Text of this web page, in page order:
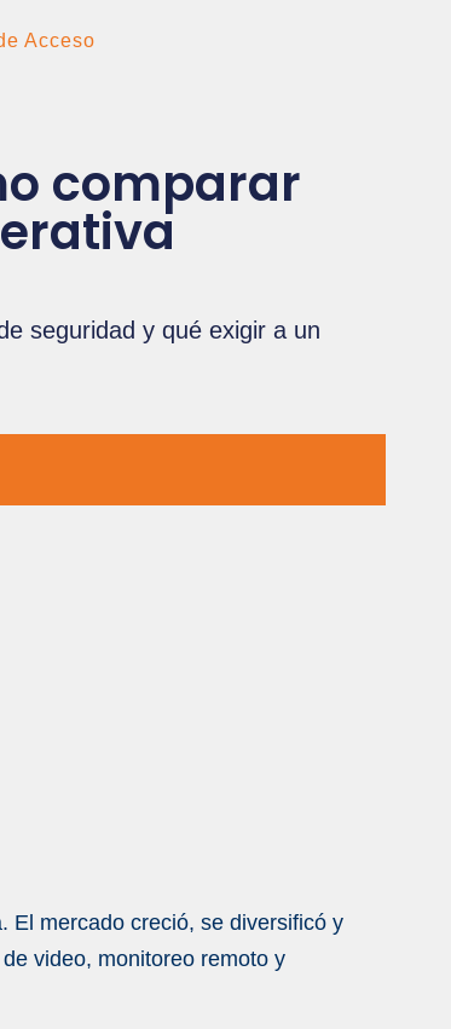
Acceso
comparar
seguridad y qué exigir a un
El mercado creció, se diversificó y
video, monitoreo remoto y